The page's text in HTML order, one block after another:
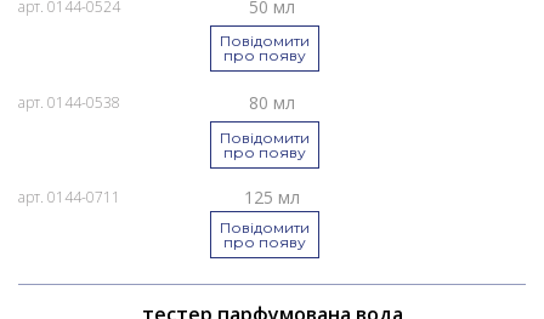
арт. 0144-0524 50 мл
Повідомити
про появу
арт. 0144-0538 80 мл
Повідомити
про появу
арт. 0144-0711 125 мл
Повідомити
про появу